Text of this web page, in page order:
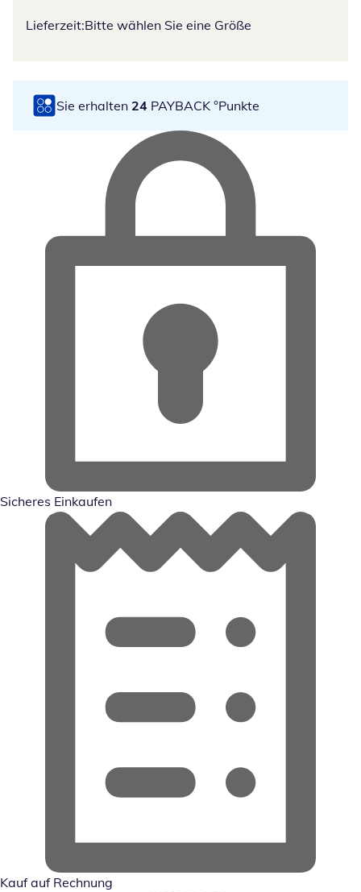
Lieferzeit:Bitte wählen Sie eine Größe
Sie erhalten 24 PAYBACK °Punkte
Sicheres Einkaufen
Kauf auf Rechnung